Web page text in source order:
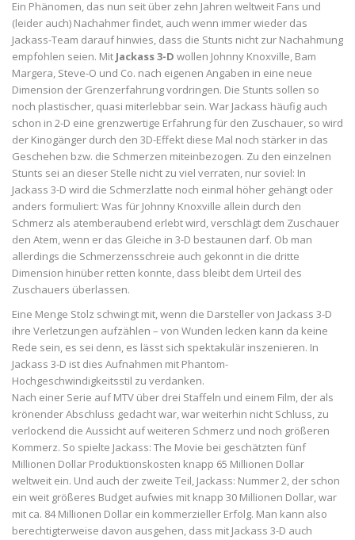
Ein Phänomen, das nun seit über zehn Jahren weltweit Fans und
(leider auch) Nachahmer findet, auch wenn immer wieder das
Jackass-Team darauf hinwies, dass die Stunts nicht zur Nachahmung
empfohlen seien. Mit Jackass 3-D wollen Johnny Knoxville, Bam
Margera, Steve-O und Co. nach eigenen Angaben in eine neue
Dimension der Grenzerfahrung vordringen. Die Stunts sollen so
noch plastischer, quasi miterlebbar sein. War Jackass häufig auch
schon in 2-D eine grenzwertige Erfahrung für den Zuschauer, so wird
der Kinogänger durch den 3D-Effekt diese Mal noch stärker in das
Geschehen bzw. die Schmerzen miteinbezogen. Zu den einzelnen
Stunts sei an dieser Stelle nicht zu viel verraten, nur soviel: In
Jackass 3-D wird die Schmerzlatte noch einmal höher gehängt oder
anders formuliert: Was für Johnny Knoxville allein durch den
Schmerz als atemberaubend erlebt wird, verschlägt dem Zuschauer
den Atem, wenn er das Gleiche in 3-D bestaunen darf. Ob man
allerdings die Schmerzensschreie auch gekonnt in die dritte
Dimension hinüber retten konnte, dass bleibt dem Urteil des
Zuschauers überlassen.
Eine Menge Stolz schwingt mit, wenn die Darsteller von Jackass 3-D
ihre Verletzungen aufzählen – von Wunden lecken kann da keine
Rede sein, es sei denn, es lässt sich spektakulär inszenieren. In
Jackass 3-D ist dies Aufnahmen mit Phantom-
Hochgeschwindigkeitsstil zu verdanken.
Nach einer Serie auf MTV über drei Staffeln und einem Film, der als
krönender Abschluss gedacht war, war weiterhin nicht Schluss, zu
verlockend die Aussicht auf weiteren Schmerz und noch größeren
Kommerz. So spielte Jackass: The Movie bei geschätzten fünf
Millionen Dollar Produktionskosten knapp 65 Millionen Dollar
weltweit ein. Und auch der zweite Teil, Jackass: Nummer 2, der schon
ein weit größeres Budget aufwies mit knapp 30 Millionen Dollar, war
mit ca. 84 Millionen Dollar ein kommerzieller Erfolg. Man kann also
berechtigterweise davon ausgehen, dass mit Jackass 3-D auch